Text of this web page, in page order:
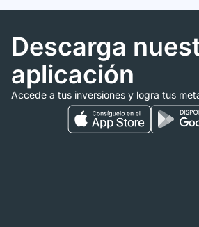
Descarga
aplicación
Accede a tus inversiones y logra tus